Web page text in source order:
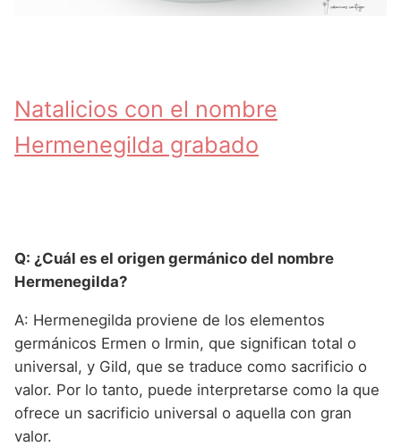
Natalicios con el nombre
Hermenegilda grabado
Q: ¿Cuál es el origen germánico del nombre
Hermenegilda?
A: Hermenegilda proviene de los elementos
germánicos Ermen o Irmin, que significan total o
universal, y Gild, que se traduce como sacrificio o
valor. Por lo tanto, puede interpretarse como la que
ofrece un sacrificio universal o aquella con gran
valor.